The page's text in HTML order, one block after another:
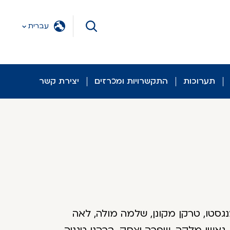
עברית
תערוכות התקשרויות ומכרזים יצירת קשר
טרקן מקונן, שלמה מולה, לאה